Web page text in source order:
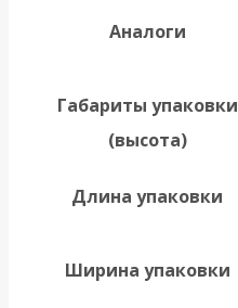
Аналоги
Габариты упаковки
(высота)
Длина упаковки
Ширина упаковки